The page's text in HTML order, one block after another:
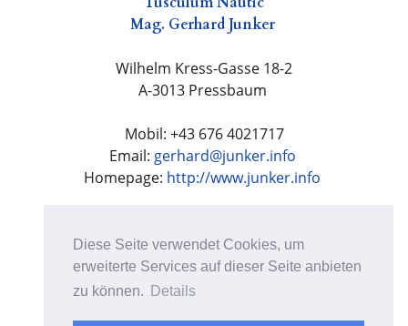
Diese Seite verwendet Cookies, um
erweiterte Services auf dieser Seite anbieten
zu können.
Details
Mag. Gerhard Junker
Wilhelm Kress-Gasse 18-2
A-3013 Pressbaum
Mobil: +43 676 4021717
Email: gerhard@junker.info
Homepage: http://www.junker.info
Bankverbindung: Easybank AG
BIC BAWAATWW
IBAN AT321420020010548986